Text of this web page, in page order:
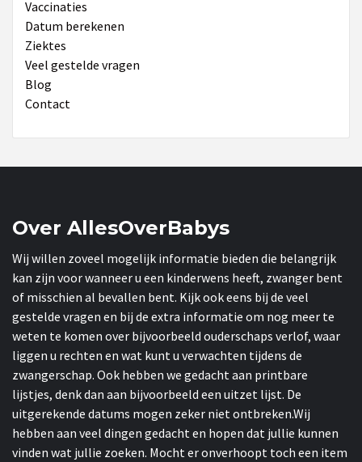
Vaccinaties
Datum berekenen
Ziektes
Veel gestelde vragen
Blog
Contact
Over AllesOverBabys
Wij willen zoveel mogelijk informatie bieden die belangrijk
kan zijn voor wanneer u een kinderwens heeft, zwanger bent
of misschien al bevallen bent. Kijk ook eens bij de veel
gestelde vragen en bij de extra informatie om nog meer te
weten te komen over bijvoorbeeld ouderschaps verlof, waar
liggen u rechten en wat kunt u verwachten tijdens de
zwangerschap. Ook hebben we gedacht aan printbare
lijstjes, denk dan aan bijvoorbeeld een uitzet lijst. De
uitgerekende datums mogen zeker niet ontbreken.Wij
hebben aan veel dingen gedacht en hopen dat jullie kunnen
vinden wat jullie zoeken. Mocht er onverhoopt toch een item